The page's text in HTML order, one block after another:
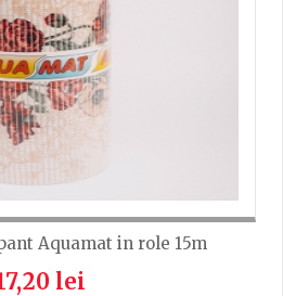
Aquamat in role 15m
lei